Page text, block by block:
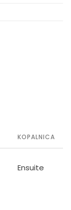
KOPALNICA
Ensuite